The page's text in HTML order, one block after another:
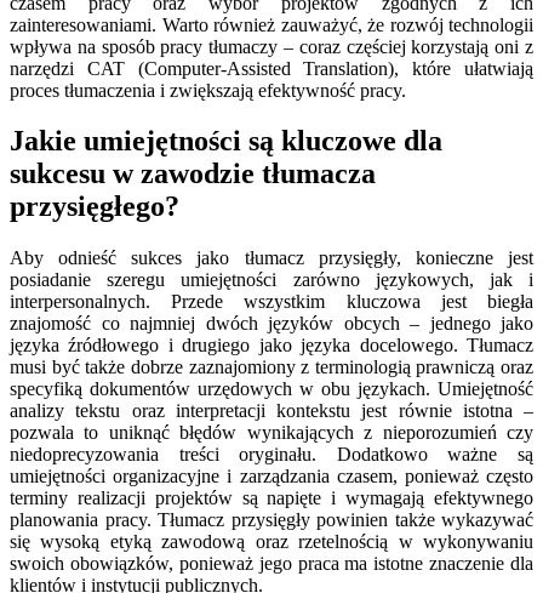
zainteresowaniami. Warto również zauważyć, że rozwój technologii
wpływa na sposób pracy tłumaczy – coraz częściej korzystają oni z
narzędzi CAT (Computer-Assisted Translation), które ułatwiają
proces tłumaczenia i zwiększają efektywność pracy.
Jakie umiejętności są kluczowe dla
sukcesu w zawodzie tłumacza
przysięgłego?
Aby odnieść sukces jako tłumacz przysięgły, konieczne jest
posiadanie szeregu umiejętności zarówno językowych, jak i
interpersonalnych. Przede wszystkim kluczowa jest biegła
znajomość co najmniej dwóch języków obcych – jednego jako
języka źródłowego i drugiego jako języka docelowego. Tłumacz
musi być także dobrze zaznajomiony z terminologią prawniczą oraz
specyfiką dokumentów urzędowych w obu językach. Umiejętność
analizy tekstu oraz interpretacji kontekstu jest równie istotna –
pozwala to uniknąć błędów wynikających z nieporozumień czy
niedoprecyzowania treści oryginału. Dodatkowo ważne są
umiejętności organizacyjne i zarządzania czasem, ponieważ często
terminy realizacji projektów są napięte i wymagają efektywnego
planowania pracy. Tłumacz przysięgły powinien także wykazywać
się wysoką etyką zawodową oraz rzetelnością w wykonywaniu
swoich obowiązków, ponieważ jego praca ma istotne znaczenie dla
klientów i instytucji publicznych.